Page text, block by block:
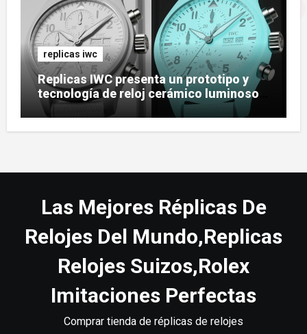
replicas iwc
Replicas IWC presenta un prototipo y
tecnología de reloj cerámico luminoso
Ceralume
Las Mejores Réplicas De
Relojes Del Mundo,Replicas
Relojes Suizos,Rolex
Imitaciones Perfectas
Comprar tienda de réplicas de relojes